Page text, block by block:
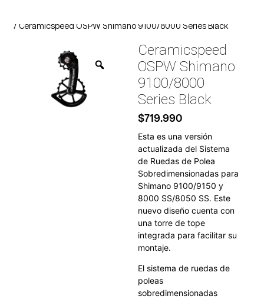
/ Ceramicspeed OSPW Shimano 9100/8000 Series Black
Ceramicspeed
OSPW Shimano
9100/8000
Series Black
$719.990
Esta es una versión
actualizada del Sistema
de Ruedas de Polea
Sobredimensionadas para
Shimano 9100/9150 y
8000 SS/8050 SS. Este
nuevo diseño cuenta con
una torre de tope
integrada para facilitar su
montaje.
El sistema de ruedas de
poleas
sobredimensionadas